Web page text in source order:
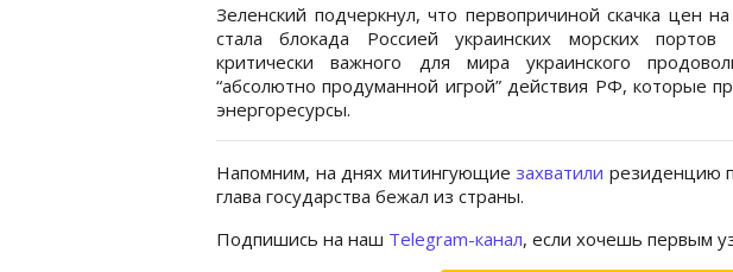
Зеленский подчеркнул, что первопричиной скачка цен
стала блокада Россией украинских морских портов
критически важного для мира украинского
“абсолютно продуманной игрой” действия РФ, которые
энергоресурсы.
Напомним, на днях митингующие захватили резиденцию
глава государства бежал из страны.
Подпишись на наш Telegram-канал, если хочешь первым